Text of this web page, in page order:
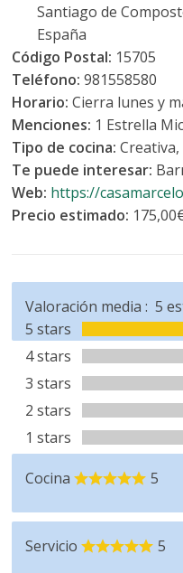
Santiago de
España
Código Postal: 15705
Teléfono:981558580
Horario:Cierra lunes y
Menciones: 1 Estrella
Tipo de cocina:
Te puede interesar:
Web: https://
Precio estimado:
Valoración media :
5 stars
4 stars
3 stars
2 stars
1 stars
5
Cocina 5
Servicio 5